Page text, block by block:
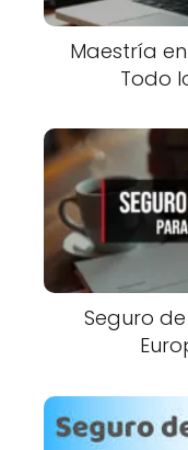
Maestría
Todo
Seguro